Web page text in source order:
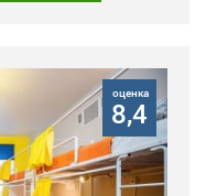
оценка
8,4